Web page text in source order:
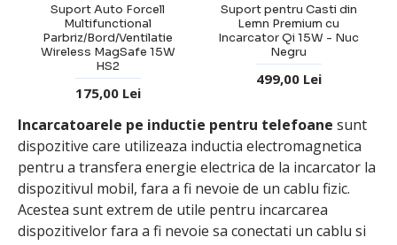
Incarcatoarele pe inductie pentru telefoane sunt
dispozitive care utilizeaza inductia electromagnetica
pentru a transfera energie electrica de la incarcator la
dispozitivul mobil, fara a fi nevoie de un cablu fizic.
Acestea sunt extrem de utile pentru incarcarea
dispozitivelor fara a fi nevoie sa conectati un cablu si
Suport Auto Forcell
Multifunctional
Parbriz/Bord/Ventilatie
Wireless MagSafe 15W
HS2
175,00 Lei
Suport pentru Casti din
Lemn Premium cu
Incarcator Qi 15W - Nuc
Negru
499,00 Lei